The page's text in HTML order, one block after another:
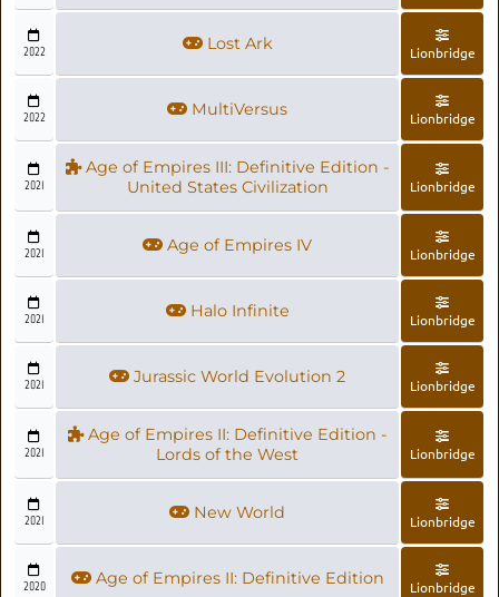
2022 Lost Ark Lionbridge
2022 MultiVersus Lionbridge
2021
Age of Empires III: Definitive Edition -
United States Civilization
Lionbridge
2021 Age of Empires IV Lionbridge
2021 Halo Infinite Lionbridge
2021 Jurassic World Evolution 2 Lionbridge
2021
Age of Empires II: Definitive Edition -
Lords of the West
Lionbridge
2021 New World Lionbridge
2020 Age of Empires II: Definitive Edition Lionbridge